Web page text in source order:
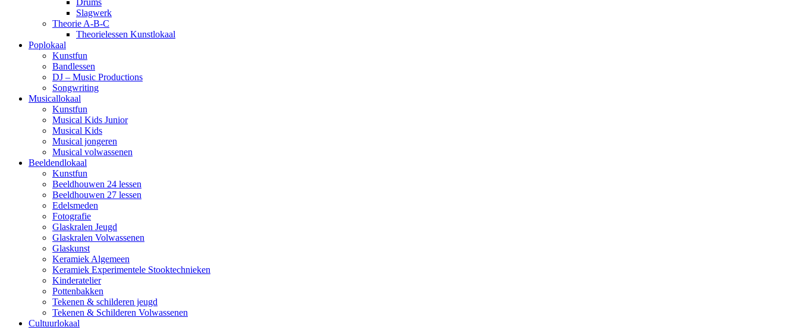
Drums
Slagwerk
Theorie A-B-C
Theorielessen Kunstlokaal
Poplokaal
Kunstfun
Bandlessen
DJ – Music Productions
Songwriting
Musicallokaal
Kunstfun
Musical Kids Junior
Musical Kids
Musical jongeren
Musical volwassenen
Beeldendlokaal
Kunstfun
Beeldhouwen 24 lessen
Beeldhouwen 27 lessen
Edelsmeden
Fotografie
Glaskralen Jeugd
Glaskralen Volwassenen
Glaskunst
Keramiek Algemeen
Keramiek Experimentele Stooktechnieken
Kinderatelier
Pottenbakken
Tekenen & schilderen jeugd
Tekenen & Schilderen Volwassenen
Cultuurlokaal